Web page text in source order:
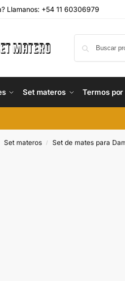
Llamanos: +54 11 60306979
Set materos Termos
Set materos / Set de mates para